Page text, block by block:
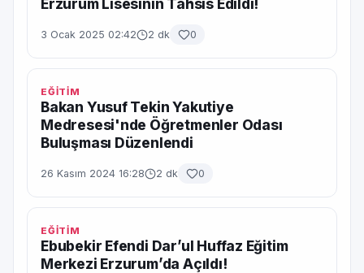
Erzurum Lisesinin Tahsis Edildi!
3 Ocak 2025 02:42 2 dk 0
EĞİTİM
Bakan Yusuf Tekin Yakutiye
Medresesi'nde Öğretmenler Odası
Buluşması Düzenlendi
26 Kasım 2024 16:28 2 dk 0
EĞİTİM
Ebubekir Efendi Dar’ul Huffaz Eğitim
Merkezi Erzurum’da Açıldı!